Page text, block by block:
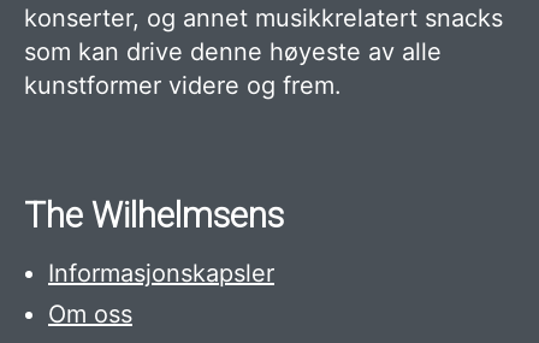
konserter, og annet musikkrelatert snacks
som kan drive denne høyeste av alle
kunstformer videre og frem.
The Wilhelmsens
Informasjonskapsler
Om oss